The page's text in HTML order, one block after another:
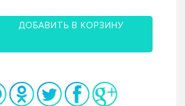
ДОБАВИТЬ В КОРЗИНУ